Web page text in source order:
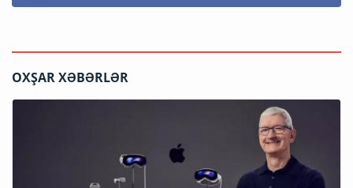
OXŞAR XƏBƏRLƏR